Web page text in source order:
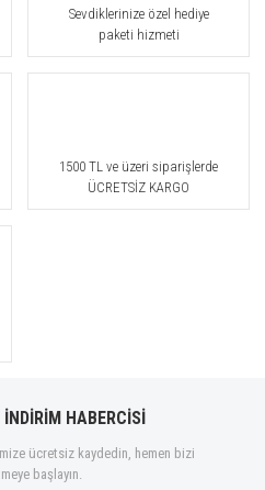
Sevdiklerinize özel hediye
paketi hizmeti
1500 TL ve üzeri siparişlerde
ÜCRETSİZ KARGO
HABERCİSİ
ücretsiz kaydedin, hemen bizi
başlayın.